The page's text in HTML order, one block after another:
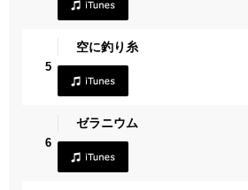
5
空に釣り糸
6
ゼラニウム